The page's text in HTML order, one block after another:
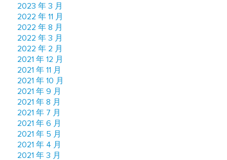
2023 年 3 月
2022 年 11 月
2022 年 8 月
2022 年 3 月
2022 年 2 月
2021 年 12 月
2021 年 11 月
2021 年 10 月
2021 年 9 月
2021 年 8 月
2021 年 7 月
2021 年 6 月
2021 年 5 月
2021 年 4 月
2021 年 3 月